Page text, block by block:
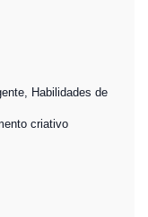
Habilidades de
criativo